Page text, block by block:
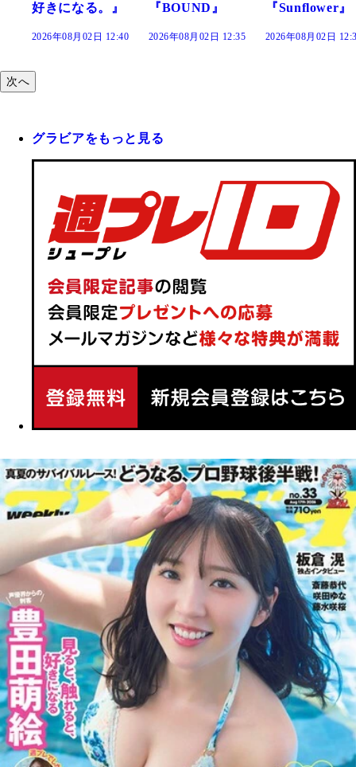
『BOUND』
2026年08月02日 12:35
『Sunflower』
2026年08月02日 12:30
だまり』
2026年08月02日
次へ
グラビアをもっと見る